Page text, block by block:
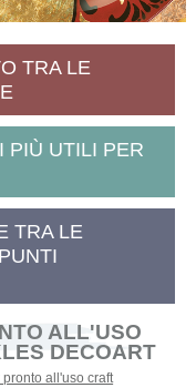
TRA LE
PIÙ UTILI PER
TRA LE
ALL'USO
DECOART
pronto all'uso craft